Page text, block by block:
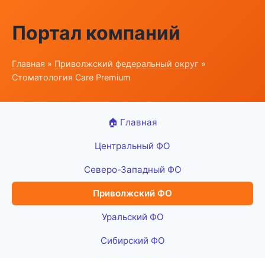
Портал компаний
Главная » Приволжский федеральный округ »
Стоматология Care Premium
🏠 Главная
Центральный ФО
Северо-Западный ФО
Приволжский ФО
Уральский ФО
Сибирский ФО